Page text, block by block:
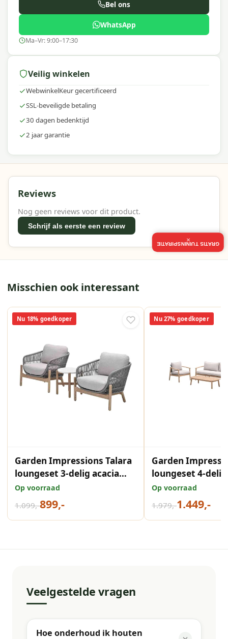
maken voor jouw buitenruimte.
Bel ons
WhatsApp
Ma–Vr: 9:00–17:30
Veilig winkelen
WebwinkelKeur gecertificeerd
SSL-beveiligde betaling
30 dagen bedenktijd
2 jaar garantie
Reviews
Nog geen reviews voor dit product.
Schrijf als eerste een review
Misschien ook interessant
Nu 18% goedkoper
Garden Impressions Talara
loungeset 3-delig acacia
white wash taupe
Op voorraad
1.099,-899,-
Nu 27% goedkoper
Garden
loungeset 4-
white wash-rope
taupe/grey sand
Op voorraad
1.979,-1.449,-
Veelgestelde vragen
Hoe onderhoud ik houten
GRATIS TUININSPIRATIE
×